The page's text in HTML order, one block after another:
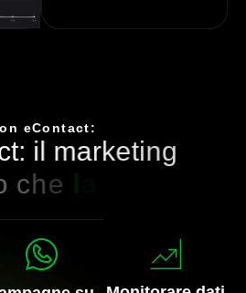
eContact:
t: il marketing
che l a